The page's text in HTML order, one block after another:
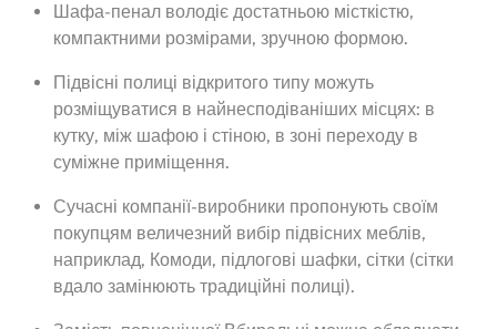
Шафа-пенал володіє достатньою місткістю,
компактними розмірами, зручною формою.
Підвісні полиці відкритого типу можуть
розміщуватися в найнесподіваніших місцях: в
кутку, між шафою і стіною, в зоні переходу в
суміжне приміщення.
Сучасні компанії-виробники пропонують своїм
покупцям величезний вибір підвісних меблів,
наприклад, Комоди, підлогові шафки, сітки (сітки
вдало замінюють традиційні полиці).
Back